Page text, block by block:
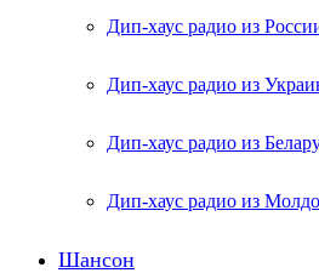
Дип-хаус радио из
Дип-хаус радио из
Дип-хаус радио из
Дип-хаус радио из
Шансон